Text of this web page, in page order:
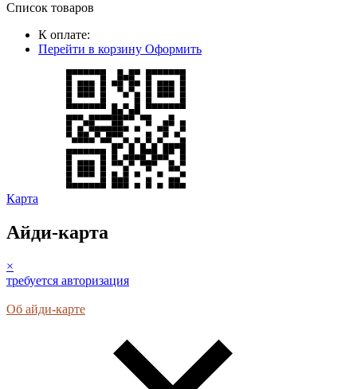
Список товаров
К оплате:
Перейти в корзину Оформить
Карта
Айди-карта
×
требуется авторизация
Об айди-карте